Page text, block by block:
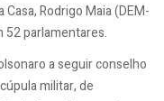
Rodrigo Maia (DEM-
52 parlamentares.
a seguir conselho
militar, de